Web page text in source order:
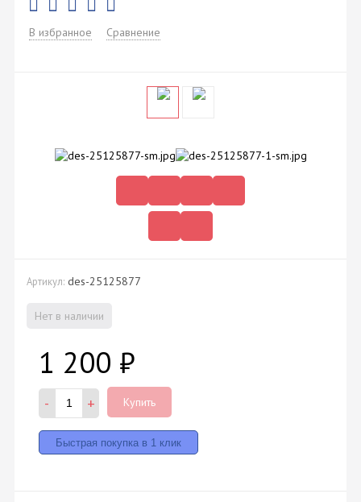
В избранное Сравнение
Артикул: des-25125877
Нет в наличии
1 200 ₽
- + Купить